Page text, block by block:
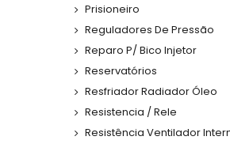
Prisioneiro
Reguladores De Pressão
Reparo P/ Bico Injetor
Reservatórios
Resfriador Radiador Óleo
Resistencia / Rele
Resistência Ventilador